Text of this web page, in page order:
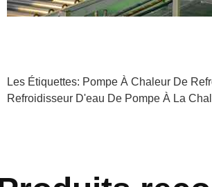
Les Étiquettes: Pompe À Chaleur De
Refroidisseur D'eau De Pompe À La